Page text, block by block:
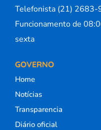
Telefonista (21) 2683-
Funcionamento de
sexta
GOVERNO
Home
Notícias
Transparencia
Diário oficial